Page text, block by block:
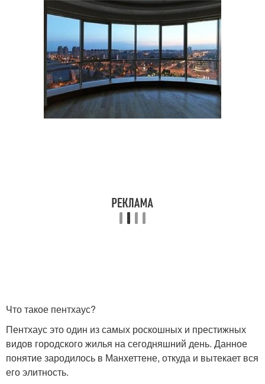
Что такое пентхаус?
Пентхаус это один из самых роскошных и престижных
видов городского жилья на сегодняшний день. Данное
понятие зародилось в Манхеттене, откуда и вытекает вся
его элитность.